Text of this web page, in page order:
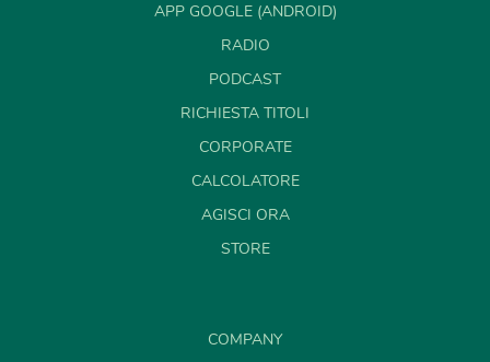
APP GOOGLE (ANDROID)
RADIO
PODCAST
RICHIESTA TITOLI
CORPORATE
CALCOLATORE
AGISCI ORA
STORE
COMPANY